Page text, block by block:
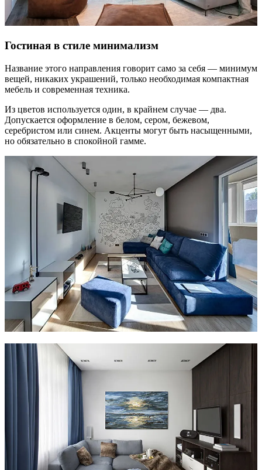
Гостиная в стиле минимализм
Название этого направления говорит само за себя — минимум
вещей, никаких украшений, только необходимая компактная
мебель и современная техника.
Из цветов используется один, в крайнем случае — два.
Допускается оформление в белом, сером, бежевом,
серебристом или синем. Акценты могут быть насыщенными,
но обязательно в спокойной гамме.